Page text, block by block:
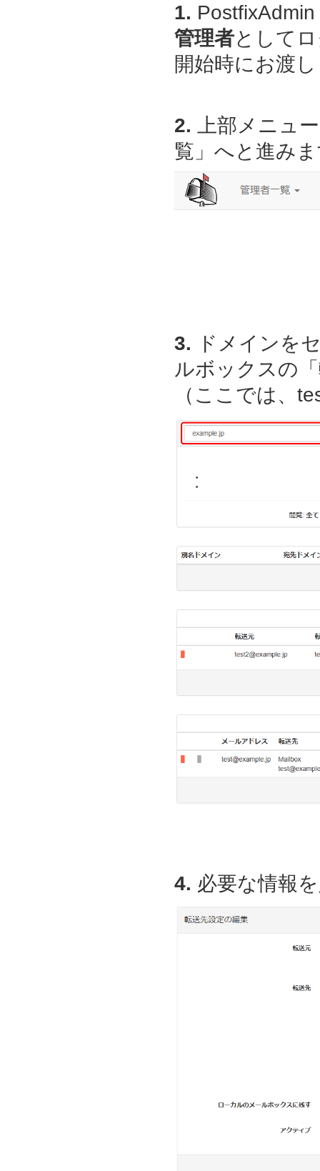
1. PostfixAdmin
管理者として
開始時にお渡
2. 上部メニュ
覧」へと進み
3. ドメインを
ルボックスの
（ここでは、
4. 必要な情報